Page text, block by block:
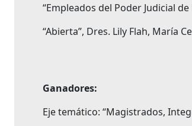
“Empleados del Poder Judicial
“Abierta”, Dres. Lily Flah, María
Ganadores:
Eje temático: “Magistrados,